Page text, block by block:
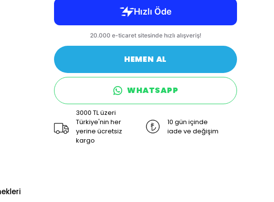
HEMEN AL
WHATSAPP
3000 TL üzeri
Türkiye'nin her
yerine ücretsiz
kargo
10 gün içinde
iade ve değişim